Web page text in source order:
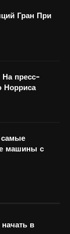
Гран При
На пресс-
Норриса
самые
машины с
в